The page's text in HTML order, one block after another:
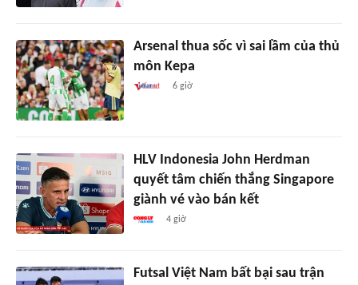
Arsenal thua sốc vì sai lầm của thủ
môn Kepa
6 giờ
HLV Indonesia John Herdman
quyết tâm chiến thắng Singapore
giành vé vào bán kết
4 giờ
Futsal Việt Nam bất bại sau trận